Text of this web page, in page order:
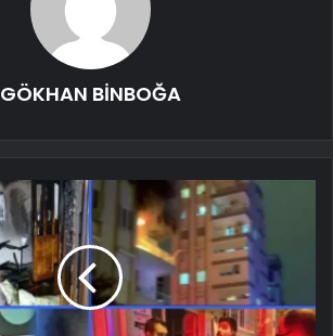
GÖKHAN BİNBOĞA